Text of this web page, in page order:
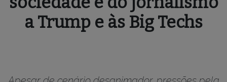
a Trump e às Big Techs